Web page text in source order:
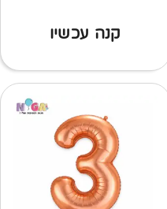
קנה עכשיו